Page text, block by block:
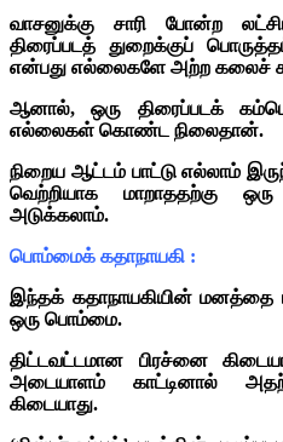
வாசனுக்கு சாரி போன்ற
திரைப்படத் துறைக்குப்
என்பது எல்லைகளே அற்ற கலைச்
ஆனால், ஒரு திரைப்படக்
எல்லைகள் கொண்ட நிலைதான்.
நிறைய ஆட்டம் பாட்டு எல்லாம்
வெற்றியாக மாறாததற்கு
அடுக்கலாம்.
பொம்மைக் கதாநாயகி :
இந்தக் கதாநாயகியின் மனத்தை
ஒரு பொம்மை.
திட்டவட்டமான பிரச்னை
அடையாளம் காட்டினால்
கிடையாது.